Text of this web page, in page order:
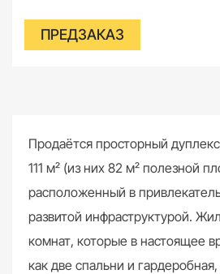
ПРЕДЗАКАЗ
Продаётся просторный
111 м² (из них 82 м² полезной
расположенный в
развитой инфраструктурой.
комнат, которые в настоящее
как две спальни и